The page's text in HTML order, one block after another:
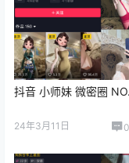
抖音 小师妹 微密圈
24年3月11日 0